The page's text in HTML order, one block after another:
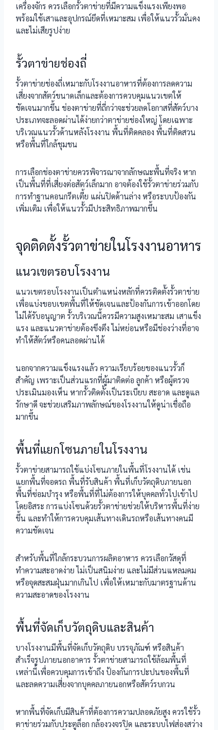
เครื่องจักร ควรเลือกรั้วตาข่ายที่มีความแข็งแรงเพียงพอ
พร้อมใช้เสาและอุปกรณ์ยึดที่เหมาะสม เพื่อให้แนวรั้วมั่นคง
และไม่เสียรูปง่าย
รั้วตาข่ายช่องถี่
รั้วตาข่ายช่องถี่เหมาะกับโรงงานอาหารที่ต้องการลดความ
เสี่ยงจากสัตว์ขนาดเล็กและต้องการควบคุมแนวเขตให้
ชัดเจนมากขึ้น ช่องตาข่ายที่ถี่กว่าจะช่วยลดโอกาสที่สัตว์บาง
ประเภทจะลอดผ่านได้ง่ายกว่าตาข่ายช่องใหญ่ โดยเฉพาะ
บริเวณแนวรั้วด้านหลังโรงงาน พื้นที่ติดคลอง พื้นที่ติดสวน
หรือพื้นที่ใกล้ชุมชน
การเลือกช่องตาข่ายควรพิจารณาจากลักษณะพื้นที่จริง หาก
เป็นพื้นที่ที่เสี่ยงต่อสัตว์เล็กมาก อาจต้องใช้รั้วตาข่ายร่วมกับ
การทำฐานคอนกรีตเตี้ย แผ่นปิดด้านล่าง หรือระบบป้องกัน
เพิ่มเติม เพื่อให้แนวรั้วมีประสิทธิภาพมากขึ้น
จุดติดตั้งรั้วตาข่ายในโรงงานอาหาร
แนวเขตรอบโรงงาน
แนวเขตรอบโรงงานเป็นตำแหน่งหลักที่ควรติดตั้งรั้วตาข่าย
เพื่อแบ่งขอบเขตพื้นที่ให้ชัดเจนและป้องกันการเข้าออกโดย
ไม่ได้รับอนุญาต รั้วบริเวณนี้ควรมีความสูงเหมาะสม เสาแข็ง
แรง และแนวตาข่ายต้องขึงตึง ไม่หย่อนหรือมีช่องว่างที่อาจ
ทำให้สัตว์หรือคนลอดผ่านได้
นอกจากความแข็งแรงแล้ว ความเรียบร้อยของแนวรั้วก็
สำคัญ เพราะเป็นส่วนแรกที่ผู้มาติดต่อ ลูกค้า หรือผู้ตรวจ
ประเมินมองเห็น หากรั้วติดตั้งเป็นระเบียบ สะอาด และดูแล
รักษาดี จะช่วยเสริมภาพลักษณ์ของโรงงานให้ดูน่าเชื่อถือ
มากขึ้น
พื้นที่แยกโซนภายในโรงงาน
รั้วตาข่ายสามารถใช้แบ่งโซนภายในพื้นที่โรงงานได้ เช่น
แยกพื้นที่จอดรถ พื้นที่รับสินค้า พื้นที่เก็บวัตถุดิบภายนอก
พื้นที่ซ่อมบำรุง หรือพื้นที่ที่ไม่ต้องการให้บุคคลทั่วไปเข้าไป
โดยอิสระ การแบ่งโซนด้วยรั้วตาข่ายช่วยให้บริหารพื้นที่ง่าย
ขึ้น และทำให้การควบคุมเส้นทางเดินรถหรือเส้นทางคนมี
ความชัดเจน
สำหรับพื้นที่ใกล้กระบวนการผลิตอาหาร ควรเลือกวัสดุที่
ทำความสะอาดง่าย ไม่เป็นสนิมง่าย และไม่มีส่วนแหลมคม
หรือจุดสะสมฝุ่นมากเกินไป เพื่อให้เหมาะกับมาตรฐานด้าน
ความสะอาดของโรงงาน
พื้นที่จัดเก็บวัตถุดิบและสินค้า
บางโรงงานมีพื้นที่จัดเก็บวัตถุดิบ บรรจุภัณฑ์ หรือสินค้า
สำเร็จรูปภายนอกอาคาร รั้วตาข่ายสามารถใช้ล้อมพื้นที่
เหล่านี้เพื่อควบคุมการเข้าถึง ป้องกันการปะปนของพื้นที่
และลดความเสี่ยงจากบุคคลภายนอกหรือสัตว์รบกวน
หากพื้นที่จัดเก็บมีสินค้าที่ต้องการความปลอดภัยสูง ควรใช้รั้ว
ตาข่ายร่วมกับประตูล็อก กล้องวงจรปิด และระบบไฟส่องสว่าง